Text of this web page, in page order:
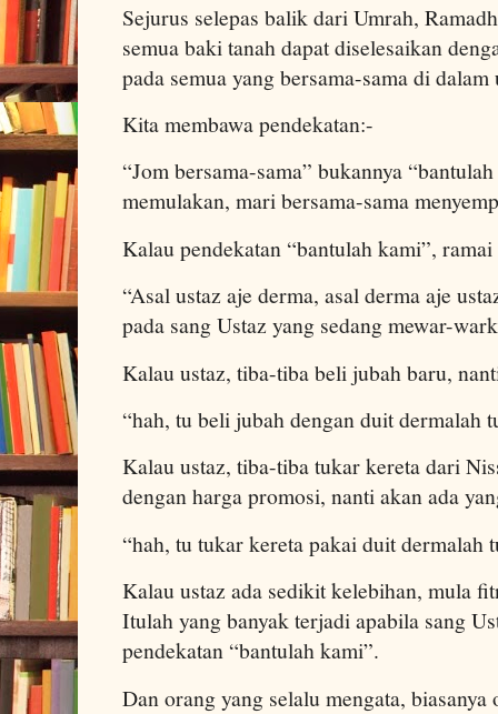
Sejurus selepas balik dari Umrah,
semua baki tanah dapat diselesaikan
pada semua yang bersama-sama di dalam
Kita membawa pendekatan:-
“Jom bersama-sama” bukannya
memulakan, mari bersama-sama
Kalau pendekatan “bantulah kami”,
“Asal ustaz aje derma, asal derma aje
pada sang Ustaz yang sedang mewar-
Kalau ustaz, tiba-tiba beli jubah baru,
“hah, tu beli jubah dengan duit dermalah
Kalau ustaz, tiba-tiba tukar kereta dari
dengan harga promosi, nanti akan ada
“hah, tu tukar kereta pakai duit
Kalau ustaz ada sedikit kelebihan, mula
Itulah yang banyak terjadi apabila sang
pendekatan “bantulah kami”.
Dan orang yang selalu mengata,